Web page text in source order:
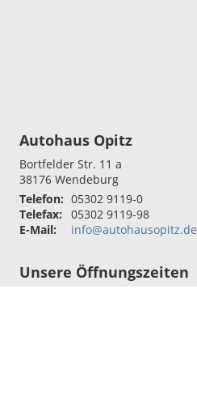
Autohaus Opitz
Bortfelder Str. 11 a
38176 Wendeburg
Telefon: 05302 9119-0
Telefax:
05302 9119-98
E-Mail:
info@autohausopitz.de
Unsere Öffnungszeiten